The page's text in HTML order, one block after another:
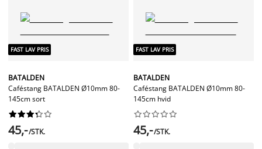
FAST LAV PRIS
BATALDEN
Caféstang BATALDEN Ø10mm 80-
145cm sort






45,-/STK.
FAST LAV PRIS
BATALDEN
Caféstang BATALDEN Ø10mm 80-
145cm hvid






45,-/STK.